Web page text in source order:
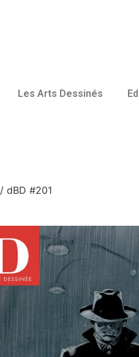
Les Arts Dessinés
/ dBD #201